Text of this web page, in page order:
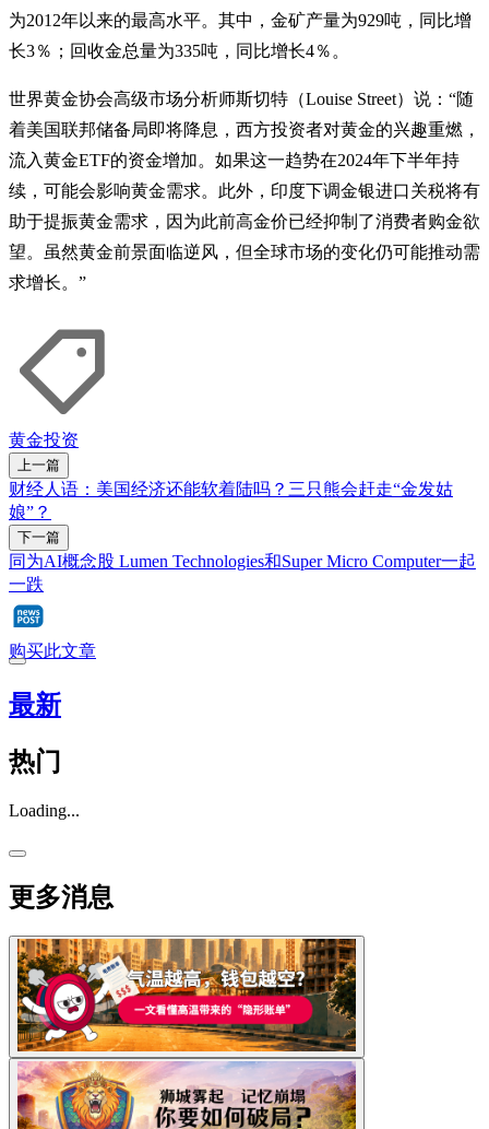
为2012年以来的最高水平。其中，金矿产量为929吨，同比增
长3％；回收金总量为335吨，同比增长4％。
世界黄金协会高级市场分析师斯切特（Louise Street）说：“随
着美国联邦储备局即将降息，西方投资者对黄金的兴趣重燃，
流入黄金ETF的资金增加。如果这一趋势在2024年下半年持
续，可能会影响黄金需求。此外，印度下调金银进口关税将有
助于提振黄金需求，因为此前高金价已经抑制了消费者购金欲
望。虽然黄金前景面临逆风，但全球市场的变化仍可能推动需
求增长。”
黄金投资
上一篇
财经人语：美国经济还能软着陆吗？三只熊会赶走“金发姑
娘”？
下一篇
同为AI概念股 Lumen Technologies和Super Micro Computer一起
一跌
购买此文章
最新
热门
Loading...
更多消息